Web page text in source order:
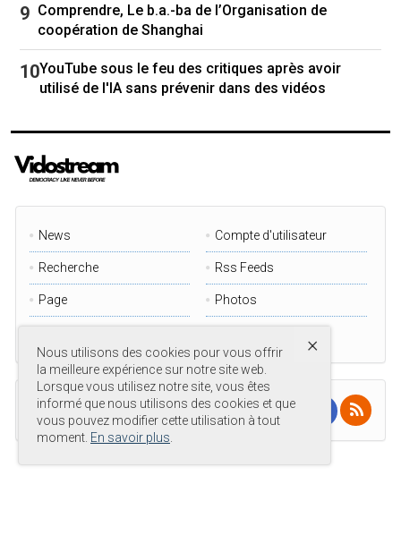
La soirée de dimanche, une collecte de fonds
pour laElton John AIDS Foundation,
célébrités et des personnalités de l'industrie de
la mode, dont la créatrice Donatella Versace et
l'inspiration présumée du personnage de
commedivertissante
À lire aussi :
Un documentaire sur Elton John en
première mondiale au TIFF 2024
Une finale royale signée Elton John
Avec les informations de Associated Press et
Reuters
Follow Elton John
Comprendre, Le b.a.-ba de l’Organisation de
coopération de Shanghai
YouTube sous le feu des critiques après avoir
utilisé de l'IA sans prévenir dans des vidéos
News Compte d'utilisateur
Recherche Rss Feeds
Page Photos
FOLLOW US ON:
×
Nous utilisons des cookies pour vous offrir
la meilleure expérience sur notre site web.
Lorsque vous utilisez notre site, vous êtes
informé que nous utilisons des cookies et que
vous pouvez modifier cette utilisation à tout
moment. En savoir plus